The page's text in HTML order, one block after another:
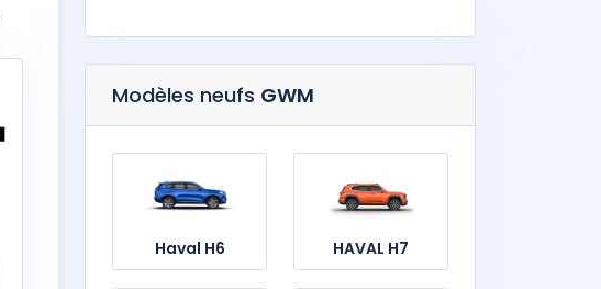
Modèles neufs GWM
Haval H6 HAVAL H7